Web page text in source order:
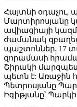
Հայտնի
Մարտիրոսյանը
ավիացիայի
ժամանակ
պաշտոններ, 17
զորամասի
Շիրակի
պետն է: Առաջին
Պետրոսյանը
Իգիթյանը՝